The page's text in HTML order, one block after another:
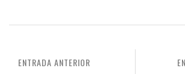
ENTRADA ANTERIOR